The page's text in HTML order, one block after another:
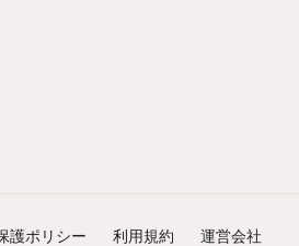
護ポリシー 利用規約 運営会社